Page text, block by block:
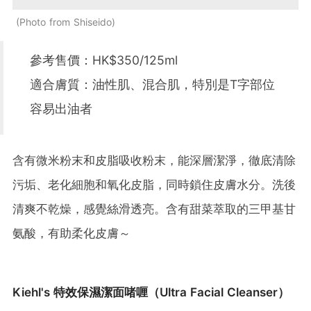
Photo from Shiseido
參考售價：HK$350/125ml
適合膚質：油性肌、混合肌，特別是T字部位
容易出油者
含有微米粉末和皮脂吸收粉末，能深層潔淨，徹底清除
污垢、老化細胞和氧化皮脂，同時鎖住皮膚水分。洗後
清爽不乾燥，感覺絲滑透亮。含有甜菜萃取的三甲基甘
氨酸，有助柔化皮膚～
Kiehl's 特效保濕潔面啫喱（Ultra Facial Cleanser）